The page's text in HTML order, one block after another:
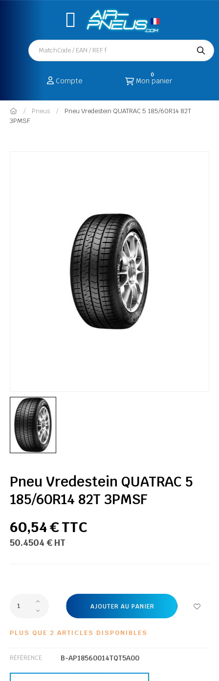
Compte Mon panier
0
Pneus
Pneu Vredestein QUATRAC 5 185/60R14 82T
3PMSF
Pneu Vredestein QUATRAC 5
185/60R14 82T 3PMSF
60,54 € TTC
50.4504 € HT
AJOUTER AU PANIER
PLUS QUE 2 ARTICLES DISPONIBLES
RÉFÉRENCE B-AP18560014TQT5A00